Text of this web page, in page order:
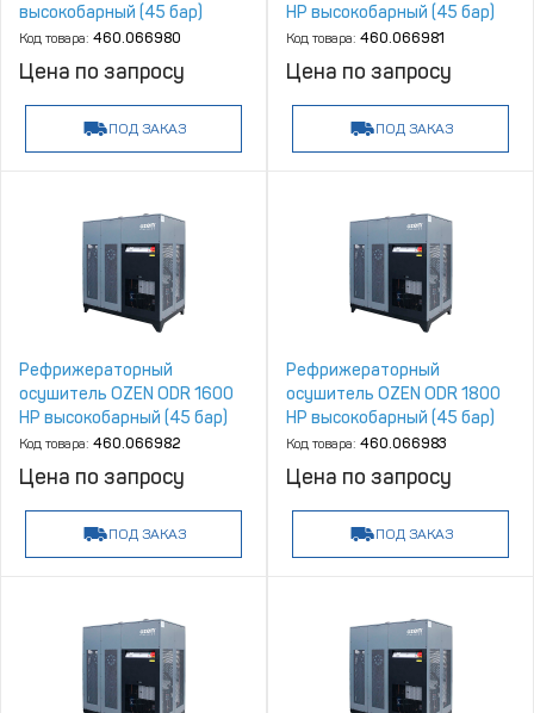
высокобарный (45 бар)
Код товара: 460.066980
Цена по запросу
ПОД ЗАКАЗ
HP высокобарный (45 бар)
Код товара: 460.066981
Цена по запросу
ПОД ЗАКАЗ
Рефрижераторный
осушитель OZEN ODR 1600
HP высокобарный (45 бар)
Код товара: 460.066982
Цена по запросу
ПОД ЗАКАЗ
Рефрижераторный
осушитель OZEN ODR 1800
HP высокобарный (45 бар)
Код товара: 460.066983
Цена по запросу
ПОД ЗАКАЗ